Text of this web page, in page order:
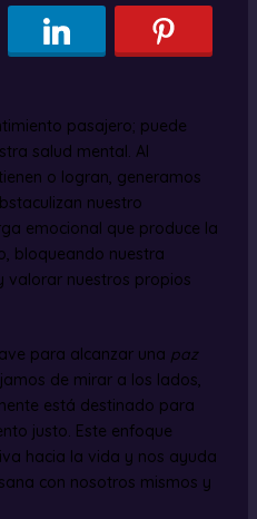
pasajero; puede
salud mental. Al
o logran, generamos
nuestro
emocional que produce la
bloqueando nuestra
valorar nuestros propios
para alcanzar una paz
de mirar a los lados,
está destinado para
justo. Este enfoque
hacia la vida y nos ayuda
con nosotros mismos y